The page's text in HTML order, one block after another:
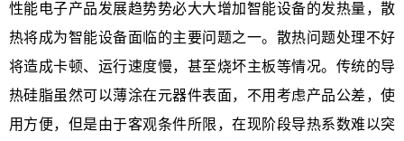
性能电子产品发展趋势势必大大增加智能设备的发热量，散
热将成为智能设备面临的主要问题之一。散热问题处理不好
将造成卡顿、运行速度慢，甚至烧坏主板等情况。传统的导
热硅脂虽然可以薄涂在元器件表面，不用考虑产品公差，使
用方便，但是由于客观条件所限，在现阶段导热系数难以突